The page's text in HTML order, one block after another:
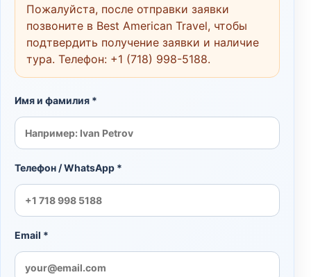
Пожалуйста, после отправки заявки
позвоните в Best American Travel, чтобы
подтвердить получение заявки и наличие
тура. Телефон: +1 (718) 998-5188.
Имя и фамилия *
Телефон / WhatsApp *
Email *